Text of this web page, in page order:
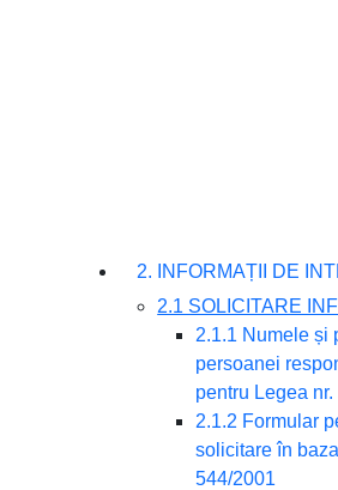
2. INFORMAȚII DE
2.1 SOLICITARE
2.1.1 Numele și
persoanei
pentru Legea
2.1.2 Formular
solicitare în
544/2001